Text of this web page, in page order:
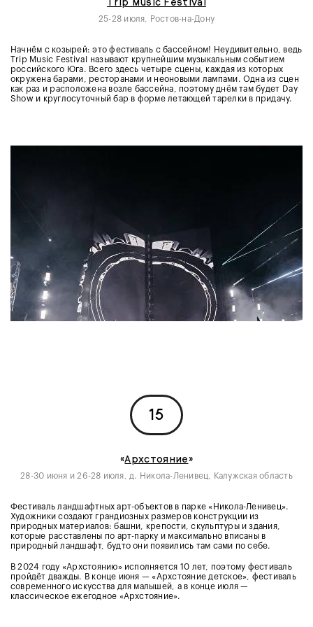
25-28 июля, Ростов-на-Дону
Начнём с козырей: это фестиваль с бассейном! Неудивительно, ведь
Trip Music Festival называют крупнейшим музыкальным событием
российского Юга. Всего здесь четыре сцены, каждая из которых
окружена барами, ресторанами и неоновыми лампами. Одна из сцен
как раз и расположена возле бассейна, поэтому днём там будет Day
Show и круглосуточный бар в форме летающей тарелки в придачу.
15
«Архстояние»
28-30 июня и 26-28 июля, д. Никола-Ленивец, Калужская область
Фестиваль ландшафтных арт-объектов в парке «Никола-Ленивец».
Художники создают грандиозных размеров конструкции из
природных материалов: башни, крепости, скульптуры и здания,
которые расставлены по арт-парку и максимально вписаны в
природный ландшафт, будто они появились там сами по себе.
В 2024 году «Архстоянию» исполняется 10 лет, поэтому фестиваль
пройдёт дважды. В конце июня — «Архстояние детское», фестиваль
современного искусства для малышей, а в конце июля —
классическое ежегодное «Архстояние».